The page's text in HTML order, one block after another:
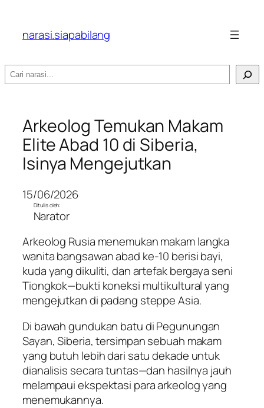
narasi.siapabilang
Search
Arkeolog Temukan Makam
Elite Abad 10 di Siberia,
Isinya Mengejutkan
15/06/2026
Ditulis oleh:
Narator
Arkeolog Rusia menemukan makam langka
wanita bangsawan abad ke-10 berisi bayi,
kuda yang dikuliti, dan artefak bergaya seni
Tiongkok—bukti koneksi multikultural yang
mengejutkan di padang steppe Asia.
Di bawah gundukan batu di Pegunungan
Sayan, Siberia, tersimpan sebuah makam
yang butuh lebih dari satu dekade untuk
dianalisis secara tuntas—dan hasilnya jauh
melampaui ekspektasi para arkeolog yang
menemukannya.